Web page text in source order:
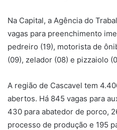
Na Capital, a Agência do
vagas para preenchimento
pedreiro (19), motorista de
(09), zelador (08) e pizzaiolo
A região de Cascavel tem
abertos. Há 845 vagas para
430 para abatedor de porco,
processo de produção e 195